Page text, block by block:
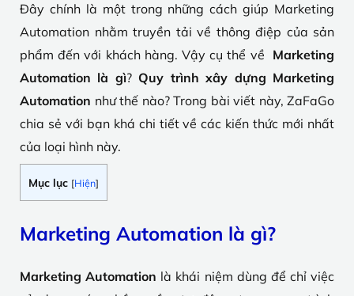
Đây chính là một trong những cách giúp Marketing
Automation nhằm truyền tải về thông điệp của sản
phẩm đến với khách hàng. Vậy cụ thể về Marketing
Automation là gì? Quy trình xây dựng Marketing
Automation như thế nào? Trong bài viết này, ZaFaGo
chia sẻ với bạn khá chi tiết về các kiến thức mới nhất
của loại hình này.
Mục lục [Hiện]
Marketing Automation là gì?
Marketing Automation là khái niệm dùng để chỉ việc